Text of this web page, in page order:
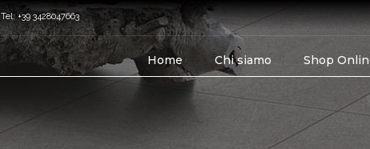
Tel: +39 3428047663
Home Chi siamo Shop